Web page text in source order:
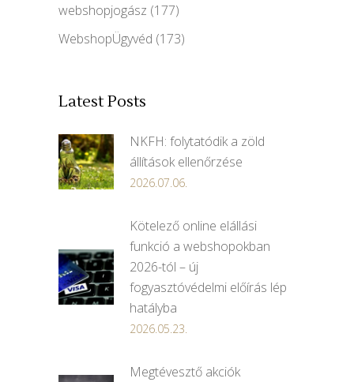
webshopjogász (177)
WebshopÜgyvéd (173)
Latest Posts
NKFH: folytatódik a zöld
állítások ellenőrzése
2026.07.06.
Kötelező online elállási
funkció a webshopokban
2026-tól – új
fogyasztóvédelmi előírás lép
hatályba
2026.05.23.
Megtévesztő akciók